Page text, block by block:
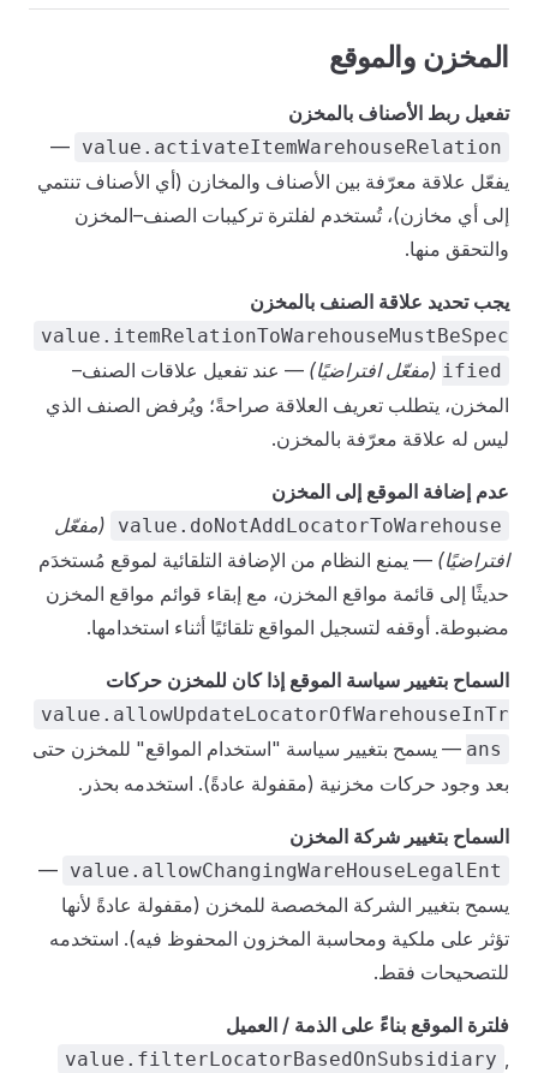
المخزن والموقع
تفعيل ربط الأصناف بالمخزن
value.activateItemWarehouseRelation
—
يفعّل علاقة معرّفة بين الأصناف والمخازن (أي الأصناف تنتمي
إلى أي مخازن)، تُستخدم لفلترة تركيبات الصنف–المخزن
والتحقق منها.
يجب تحديد علاقة الصنف بالمخزن
value.itemRelationToWarehouseMustBeSpec
ified (مفعّل افتراضيًا) — عند تفعيل علاقات الصنف–
المخزن، يتطلب تعريف العلاقة صراحةً؛ ويُرفض الصنف الذي
ليس له علاقة معرّفة بالمخزن.
عدم إضافة الموقع إلى المخزن
value.doNotAddLocatorToWarehouse
(مفعّل
افتراضيًا) — يمنع النظام من الإضافة التلقائية لموقع مُستخدَم
حديثًا إلى قائمة مواقع المخزن، مع إبقاء قوائم مواقع المخزن
مضبوطة. أوقفه لتسجيل المواقع تلقائيًا أثناء استخدامها.
السماح بتغيير سياسة الموقع إذا كان للمخزن حركات
value.allowUpdateLocatorOfWarehouseInTr
ans — يسمح بتغيير سياسة "استخدام المواقع" للمخزن حتى
بعد وجود حركات مخزنية (مقفولة عادةً). استخدمه بحذر.
السماح بتغيير شركة المخزن
value.allowChangingWareHouseLegalEnt
—
يسمح بتغيير الشركة المخصصة للمخزن (مقفولة عادةً لأنها
تؤثر على ملكية ومحاسبة المخزون المحفوظ فيه). استخدمه
للتصحيحات فقط.
فلترة الموقع بناءً على الذمة / العميل
value.filterLocatorBasedOnSubsidiary ,